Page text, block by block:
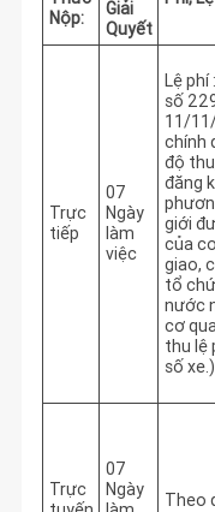
Nộp:
Giải
Quyết
Trực
tiếp
07
Ngày
làm
việc
Lệ
số
11/
chính
độ
đăng
giới
của
giao,
tổ
nước
cơ
thu lệ
số xe.)
Trực
07
Ngày
Theo